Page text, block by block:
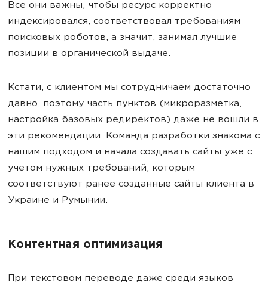
Все они важны, чтобы ресурс корректно
индексировался, соответствовал требованиям
поисковых роботов, а значит, занимал лучшие
позиции в органической выдаче.
Кстати, с клиентом мы сотрудничаем достаточно
давно, поэтому часть пунктов (микроразметка,
настройка базовых редиректов) даже не вошли в
эти рекомендации. Команда разработки знакома с
нашим подходом и начала создавать сайты уже с
учетом нужных требований, которым
соответствуют ранее созданные сайты клиента в
Украине и Румынии.
Контентная оптимизация
При текстовом переводе даже среди языков